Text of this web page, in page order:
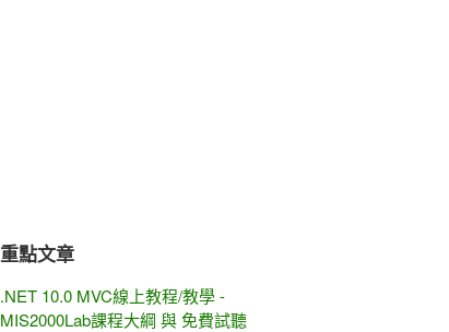
重點文章
.NET 10.0 MVC線上教程/教學 -
MIS2000Lab課程大綱 與 免費試聽